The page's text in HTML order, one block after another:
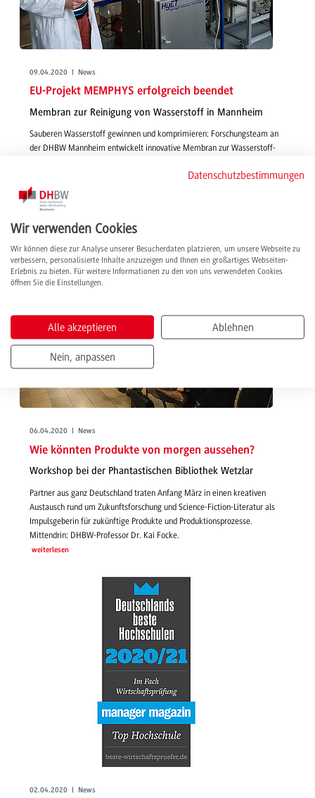
09.04.2020 | News
EU-Projekt MEMPHYS erfolgreich beendet
Membran zur Reinigung von Wasserstoff in Mannheim
Sauberen Wasserstoff gewinnen und komprimieren: Forschungsteam an
der DHBW Mannheim entwickelt innovative Membran zur Wasserstoff-
weiterlesen
06.04.2020 | News
Wie könnten Produkte von morgen aussehen?
Workshop bei der Phantastischen Bibliothek Wetzlar
Partner aus ganz Deutschland traten Anfang März in einen kreativen
Austausch rund um Zukunftsforschung und Science-Fiction-Literatur als
Impulsgeberin für zukünftige Produkte und Produktionsprozesse.
Mittendrin: DHBW-Professor Dr. Kai Focke.
weiterlesen
02.04.2020 | News
Datenschutzbestimmungen
Wir verwenden Cookies
Wir können diese zur Analyse unserer Besucherdaten platzieren, um unsere Webseite zu
verbessern, personalisierte Inhalte anzuzeigen und Ihnen ein großartiges Webseiten-
Erlebnis zu bieten. Für weitere Informationen zu den von uns verwendeten Cookies
öffnen Sie die Einstellungen.
Alle akzeptieren Ablehnen
Nein, anpassen